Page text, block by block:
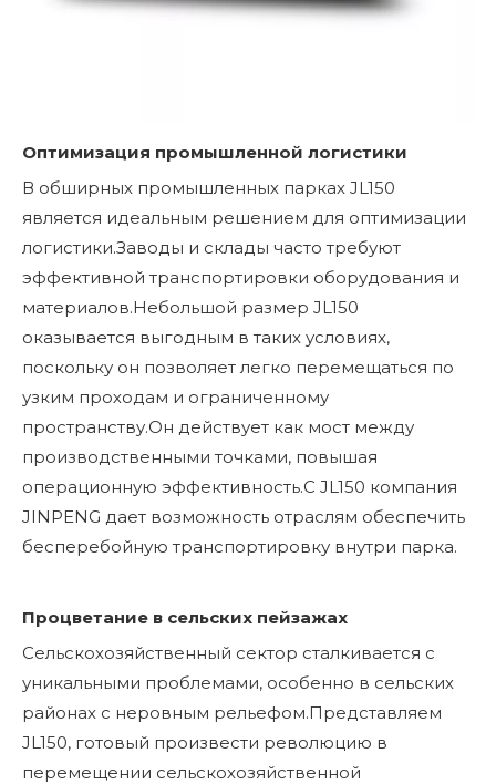
Оптимизация промышленной логистики
В обширных промышленных парках JL150
является идеальным решением для оптимизации
логистики.Заводы и склады часто требуют
эффективной транспортировки оборудования и
материалов.Небольшой размер JL150
оказывается выгодным в таких условиях,
поскольку он позволяет легко перемещаться по
узким проходам и ограниченному
пространству.Он действует как мост между
производственными точками, повышая
операционную эффективность.С JL150 компания
JINPENG дает возможность отраслям обеспечить
бесперебойную транспортировку внутри парка.
Процветание в сельских пейзажах
Сельскохозяйственный сектор сталкивается с
уникальными проблемами, особенно в сельских
районах с неровным рельефом.Представляем
JL150, готовый произвести революцию в
перемещении сельскохозяйственной